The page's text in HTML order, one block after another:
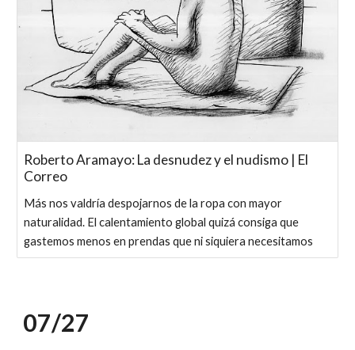
Roberto Aramayo: La desnudez y el nudismo | El
Correo
Más nos valdría despojarnos de la ropa con mayor
naturalidad. El calentamiento global quizá consiga que
gastemos menos en prendas que ni siquiera necesitamos
07/27